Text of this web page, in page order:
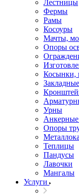
Лестницы
Фермы
Рамы
Косоуры
Мачты,
Опоры
Косынки,
Урны
Опоры
Теплицы
Пандусы
Лавочки
Мангалы
Услуги